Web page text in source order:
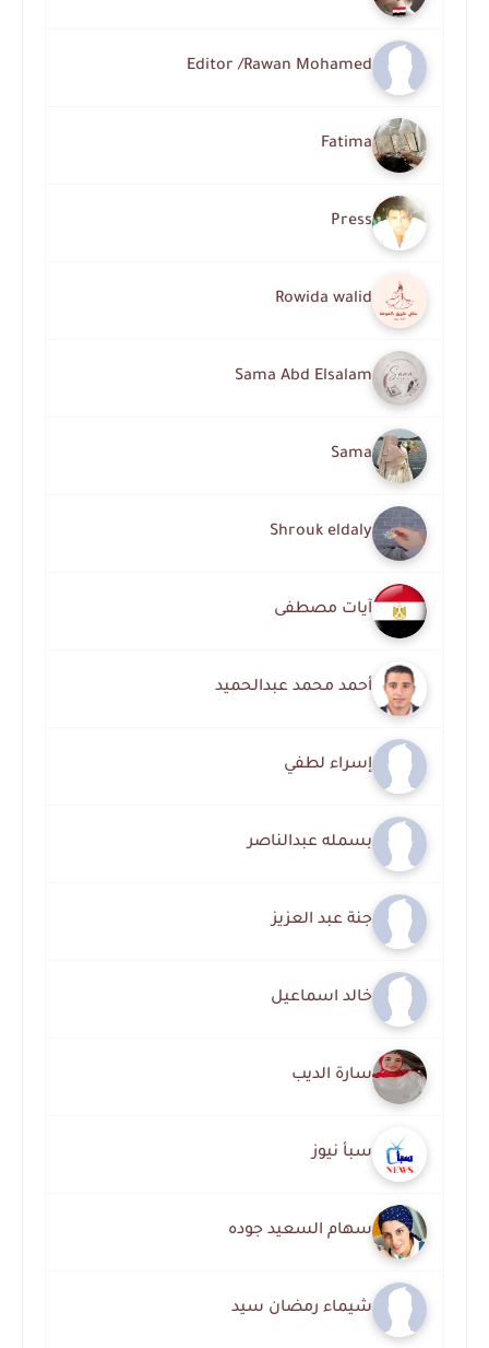
Editor /Rawan Mohamed
Fatima
Press
Rowida walid
Sama Abd Elsalam
Sama
Shrouk eldaly
آيات مصطفى
أحمد محمد عبدالحميد
إسراء لطفي
بسمله عبدالناصر
جنة عبد العزيز
خالد اسماعيل
سارة الديب
سبأ نيوز
سهام السعيد جوده
شيماء رمضان سيد